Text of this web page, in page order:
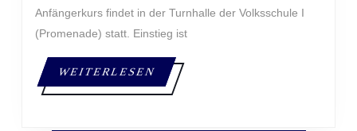
Anfängerkurs findet in der Turnhalle der Volksschule I
(Promenade) statt. Einstieg ist
WEITERLESENWEITERLESEN